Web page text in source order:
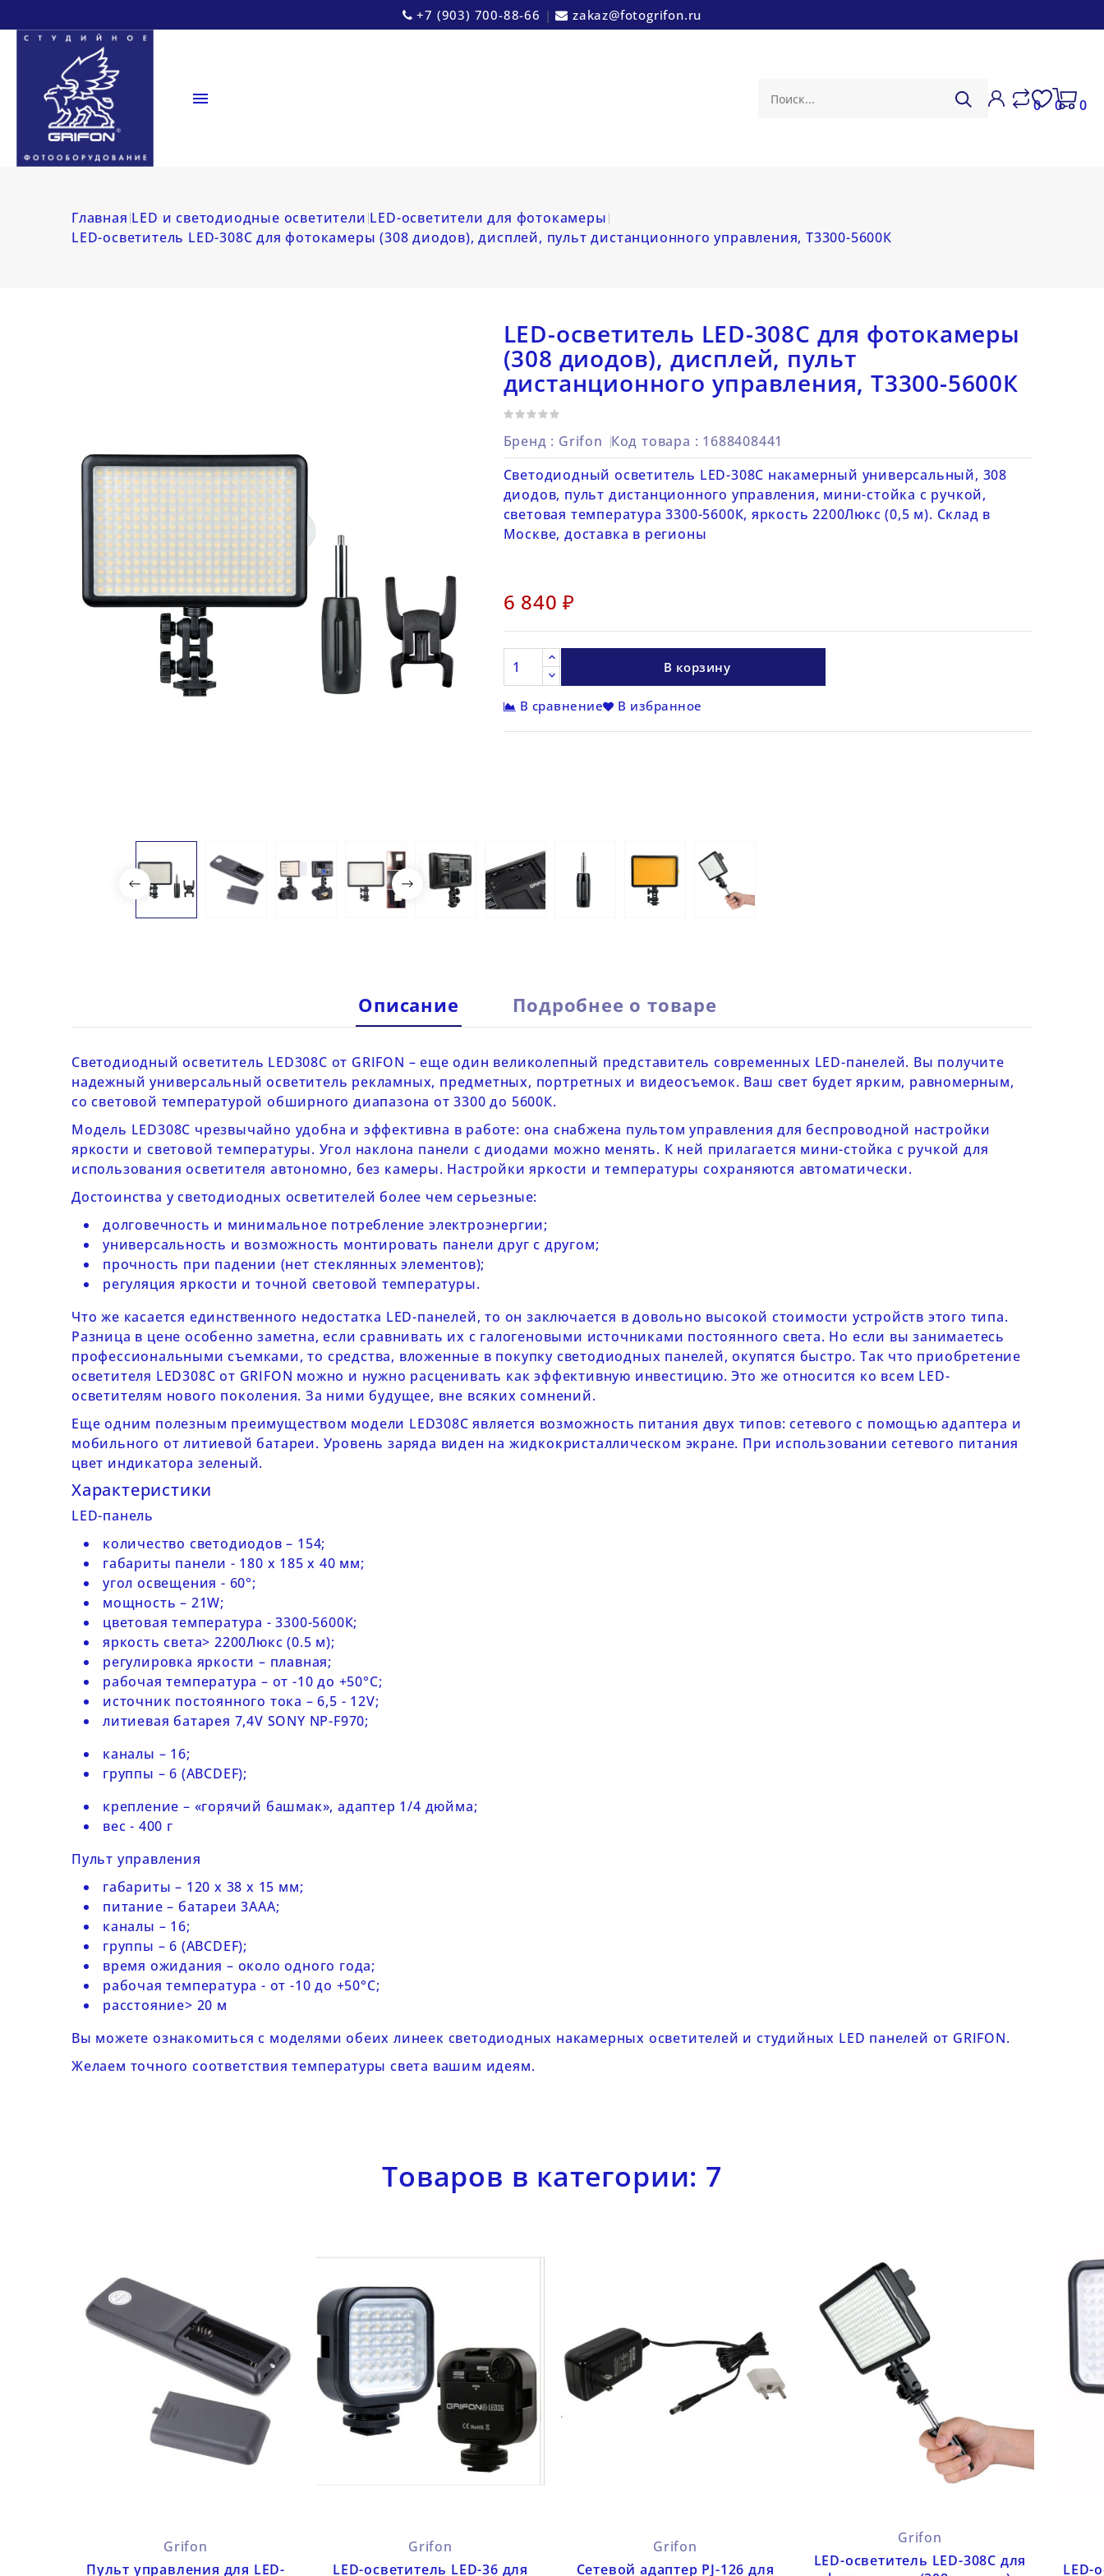
+7 (903) 700-88-66 | zakaz@fotogrifon.ru
 0 0 0
Главная LED и светодиодные осветители LED-осветители для фотокамеры
LED-осветитель LED-308C для фотокамеры (308 диодов), дисплей, пульт дистанционного управления, Т3300-5600К
LED-осветитель LED-308C для фотокамеры
(308 диодов), дисплей, пульт
дистанционного управления, Т3300-5600К
Бренд : Grifon Код товара : 1688408441
Светодиодный осветитель LED-308C накамерный универсальный, 308
диодов, пульт дистанционного управления, мини-стойка с ручкой,
световая температура 3300-5600К, яркость 2200Люкс (0,5 м). Склад в
Москве, доставка в регионы
6 840 ₽
В корзину
В сравнение В избранное
Описание Подробнее о товаре
Светодиодный осветитель LED308C от GRIFON – еще один великолепный представитель современных LED-панелей. Вы получите
надежный универсальный осветитель рекламных, предметных, портретных и видеосъемок. Ваш свет будет ярким, равномерным,
со световой температурой обширного диапазона от 3300 до 5600К.
Модель LED308C чрезвычайно удобна и эффективна в работе: она снабжена пультом управления для беспроводной настройки
яркости и световой температуры. Угол наклона панели с диодами можно менять. К ней прилагается мини-стойка с ручкой для
использования осветителя автономно, без камеры. Настройки яркости и температуры сохраняются автоматически.
Достоинства у светодиодных осветителей более чем серьезные:
долговечность и минимальное потребление электроэнергии;
универсальность и возможность монтировать панели друг с другом;
прочность при падении (нет стеклянных элементов);
регуляция яркости и точной световой температуры.
Что же касается единственного недостатка LED-панелей, то он заключается в довольно высокой стоимости устройств этого типа.
Разница в цене особенно заметна, если сравнивать их с галогеновыми источниками постоянного света. Но если вы занимаетесь
профессиональными съемками, то средства, вложенные в покупку светодиодных панелей, окупятся быстро. Так что приобретение
осветителя LED308C от GRIFON можно и нужно расценивать как эффективную инвестицию. Это же относится ко всем LED-
осветителям нового поколения. За ними будущее, вне всяких сомнений.
Еще одним полезным преимуществом модели LED308Cявляется возможность питания двух типов: сетевого с помощью адаптера и
мобильного от литиевой батареи. Уровень заряда виден на жидкокристаллическом экране. При использовании сетевого питания
цвет индикатора зеленый.
Характеристики
LED-панель
количество светодиодов – 154;
габариты панели - 180 x 185 x 40 мм;
угол освещения - 60°;
мощность – 21W;
цветовая температура - 3300-5600К;
яркость света> 2200Люкс (0.5 м);
регулировка яркости – плавная;
рабочая температура – от -10 до +50°C;
источник постоянного тока – 6,5 - 12V;
литиевая батарея 7,4V SONY NP-F970;
каналы – 16;
группы – 6 (ABCDEF);
крепление – «горячий башмак», адаптер 1/4 дюйма;
вес - 400 г
Пульт управления
габариты – 120 х 38 х 15 мм;
питание – батареи 3ААА;
каналы – 16;
группы – 6 (ABCDEF);
время ожидания – около одного года;
рабочая температура - от -10 до +50°C;
расстояние> 20 м
Вы можете ознакомиться с моделями обеих линеек светодиодных накамерных осветителей истудийных LED панелей от GRIFON.
Желаем точного соответствия температуры света вашим идеям.
Товаров в категории: 7
Grifon
Пульт управления для LED-
Grifon
LED-осветитель LED-36 для
Grifon
Сетевой адаптер PJ-126 для
Grifon
LED-осветитель LED-308C для
LED-